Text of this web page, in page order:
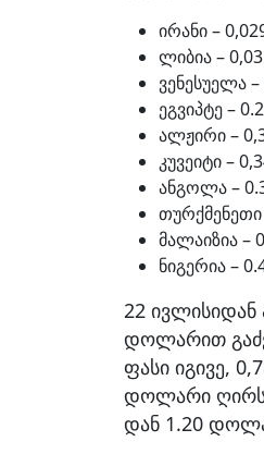
ირანი –
ლიბია –
ვენესუელა
ეგვიპტე –
ალჟირი –
კუვეიტი –
ანგოლა –
თურქმენეთი
მალაიზია –
ნიგერია –
22 ივლისიდან
დოლარით
ფასი იგივე,
დოლარი
დან 1.20